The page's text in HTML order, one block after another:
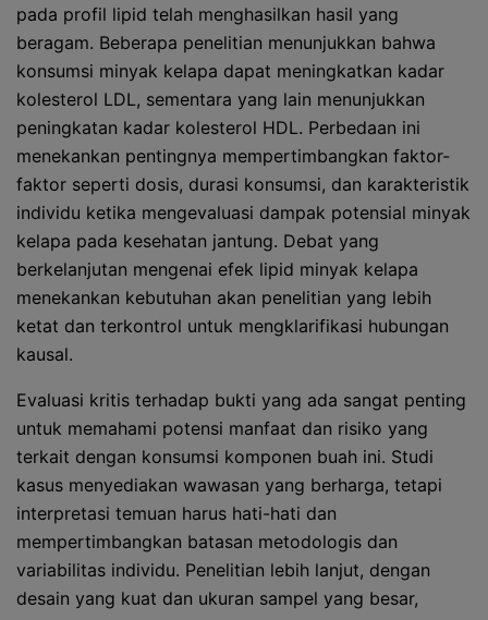
pada profil lipid telah menghasilkan hasil yang
beragam. Beberapa penelitian menunjukkan bahwa
konsumsi minyak kelapa dapat meningkatkan kadar
kolesterol LDL, sementara yang lain menunjukkan
peningkatan kadar kolesterol HDL. Perbedaan ini
menekankan pentingnya mempertimbangkan faktor-
faktor seperti dosis, durasi konsumsi, dan karakteristik
individu ketika mengevaluasi dampak potensial minyak
kelapa pada kesehatan jantung. Debat yang
berkelanjutan mengenai efek lipid minyak kelapa
menekankan kebutuhan akan penelitian yang lebih
ketat dan terkontrol untuk mengklarifikasi hubungan
kausal.
Evaluasi kritis terhadap bukti yang ada sangat penting
untuk memahami potensi manfaat dan risiko yang
terkait dengan konsumsi komponen buah ini. Studi
kasus menyediakan wawasan yang berharga, tetapi
interpretasi temuan harus hati-hati dan
mempertimbangkan batasan metodologis dan
variabilitas individu. Penelitian lebih lanjut, dengan
desain yang kuat dan ukuran sampel yang besar,